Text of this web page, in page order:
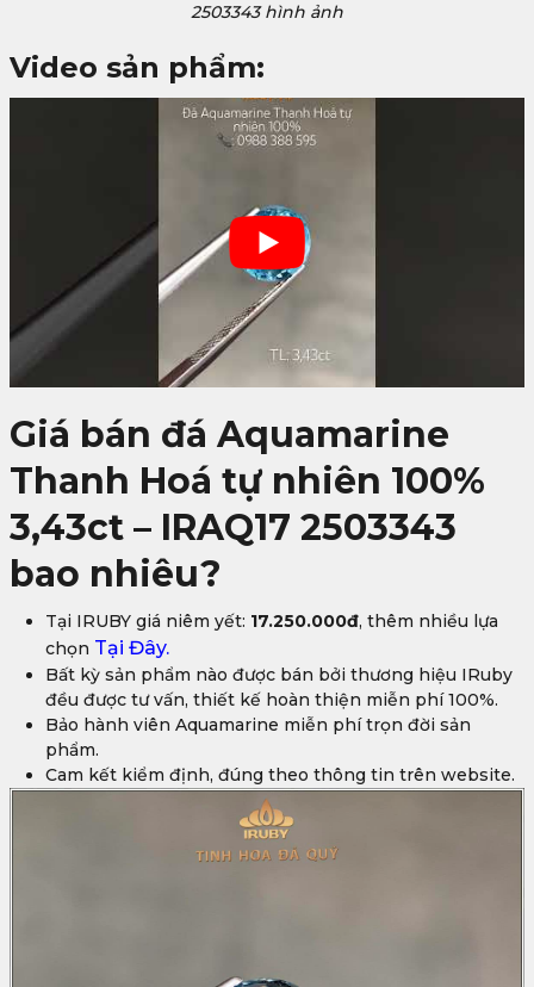
2503343 hình ảnh
Video sản phẩm:
Giá bán đá Aquamarine
Thanh Hoá tự nhiên 100%
3,43ct – IRAQ17 2503343
bao nhiêu?
Tại IRUBY giá niêm yết: 17.250.000đ, thêm nhiều lựa
chọn Tại Đây.
Bất kỳ sản phẩm nào được bán bởi thương hiệu IRuby
đều được tư vấn, thiết kế hoàn thiện miễn phí 100%.
Bảo hành viên Aquamarine miễn phí trọn đời sản
phẩm.
Cam kết kiểm định, đúng theo thông tin trên website.